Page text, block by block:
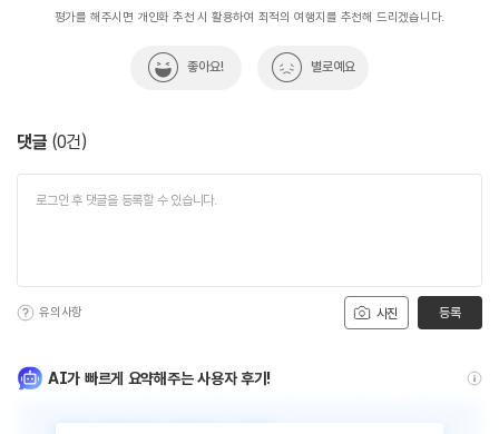
평가를 해주시면 개인화 추천 시 활용하여 최적의 여행지를 추천해 드리겠습니다.
좋아요! 별로예요
댓글 (0건)
사진
유의사항 등록
AI가 빠르게 요약해주는 사용자 후기!